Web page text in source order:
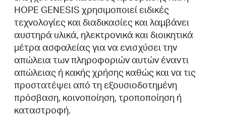
HOPE GENESIS χρησιμοποιεί ειδικές
τεχνολογίες και διαδικασίες και λαμβάνει
αυστηρά υλικά, ηλεκτρονικά και διοικητικά
μέτρα ασφαλείας για να ενισχύσει την
απώλεια των πληροφοριών αυτών έναντι
απώλειας ή κακής χρήσης καθώς και να τις
προστατέψει από τη εξουσιοδοτημένη
πρόσβαση, κοινοποίηση, τροποποίηση ή
καταστροφή.